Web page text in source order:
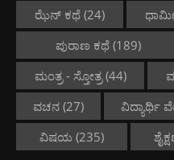
ಝೆನ್ ಕಥೆ(24)
ಪುರಾಣ ಕಥೆ (189)
ಮಂತ್ರ - ಸ್ತೋತ್ರ(44)
ವಚನ(27) ವಿದ್ಯಾರ್ಥಿ
ವಿಷಯ (235)